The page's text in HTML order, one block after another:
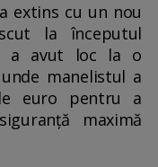
extins cu un nou
la începutul
a avut loc la o
manelistul a
euro pentru a
maximă